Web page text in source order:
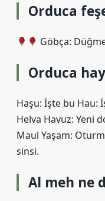
Orduca
Göbça:
Orduca
Haşu: İşte bu Hau:
Helva Havuz: Yeni
Maul Yaşam:
sinsi.
Al meh ne